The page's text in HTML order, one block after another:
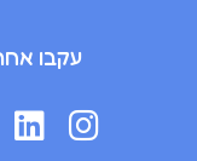
עקבו